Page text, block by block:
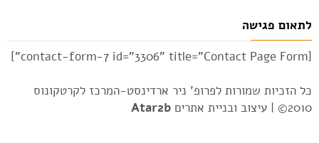
לתאום פגישה
[contact-form-7 id="3306" title="Contact Page Form"]
כל הזכיות שמורות לפרופ' ניר ארדינסט-המרכז לקרטקונוס
2010© |
עיצוב ובניית אתרים Atar2b